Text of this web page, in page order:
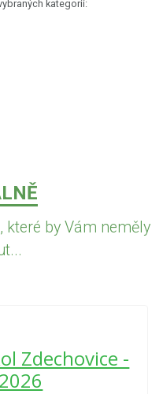
kategorií:
které by Vám neměly
Zdechovice -